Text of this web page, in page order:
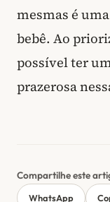
mesmas é
bebê. Ao
possível ter
prazerosa
Compartilhe este
WhatsApp